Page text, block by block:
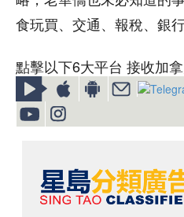
食玩買、交通、報稅、銀
點擊以下6大平台 接收加